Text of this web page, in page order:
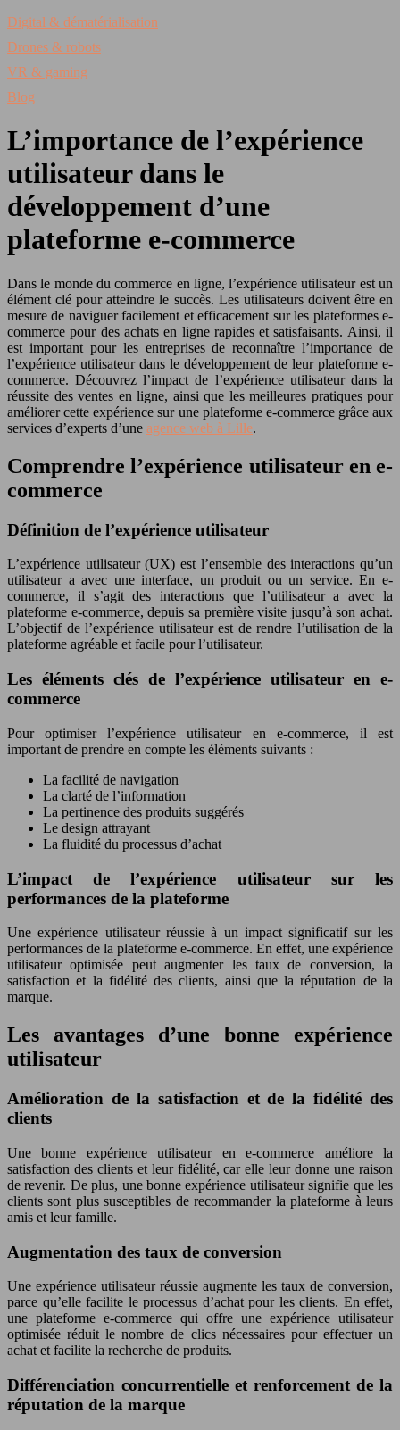
Digital & dématérialisation
Drones & robots
VR & gaming
Blog
L’importance de l’expérience
utilisateur dans le
développement d’une
plateforme e-commerce
Dans le monde du commerce en ligne, l’expérience utilisateur est un
élément clé pour atteindre le succès. Les utilisateurs doivent être en
mesure de naviguer facilement et efficacement sur les plateformes e-
commerce pour des achats en ligne rapides et satisfaisants. Ainsi, il
est important pour les entreprises de reconnaître l’importance de
l’expérience utilisateur dans le développement de leur plateforme e-
commerce. Découvrez l’impact de l’expérience utilisateur dans la
réussite des ventes en ligne, ainsi que les meilleures pratiques pour
améliorer cette expérience sur une plateforme e-commerce grâce aux
services d’experts d’une agence web à Lille.
Comprendre l’expérience utilisateur en e-
commerce
Définition de l’expérience utilisateur
L’expérience utilisateur (UX) est l’ensemble des interactions qu’un
utilisateur a avec une interface, un produit ou un service. En e-
commerce, il s’agit des interactions que l’utilisateur a avec la
plateforme e-commerce, depuis sa première visite jusqu’à son achat.
L’objectif de l’expérience utilisateur est de rendre l’utilisation de la
plateforme agréable et facile pour l’utilisateur.
Les éléments clés de l’expérience utilisateur en e-
commerce
Pour optimiser l’expérience utilisateur en e-commerce, il est
important de prendre en compte les éléments suivants :
La facilité de navigation
La clarté de l’information
La pertinence des produits suggérés
Le design attrayant
La fluidité du processus d’achat
L’impact de l’expérience utilisateur sur les
performances de la plateforme
Une expérience utilisateur réussie à un impact significatif sur les
performances de la plateforme e-commerce. En effet, une expérience
utilisateur optimisée peut augmenter les taux de conversion, la
satisfaction et la fidélité des clients, ainsi que la réputation de la
marque.
Les avantages d’une bonne expérience
utilisateur
Amélioration de la satisfaction et de la fidélité des
clients
Une bonne expérience utilisateur en e-commerce améliore la
satisfaction des clients et leur fidélité, car elle leur donne une raison
de revenir. De plus, une bonne expérience utilisateur signifie que les
clients sont plus susceptibles de recommander la plateforme à leurs
amis et leur famille.
Augmentation des taux de conversion
Une expérience utilisateur réussie augmente les taux de conversion,
parce qu’elle facilite le processus d’achat pour les clients. En effet,
une plateforme e-commerce qui offre une expérience utilisateur
optimisée réduit le nombre de clics nécessaires pour effectuer un
achat et facilite la recherche de produits.
Différenciation concurrentielle et renforcement de la
réputation de la marque